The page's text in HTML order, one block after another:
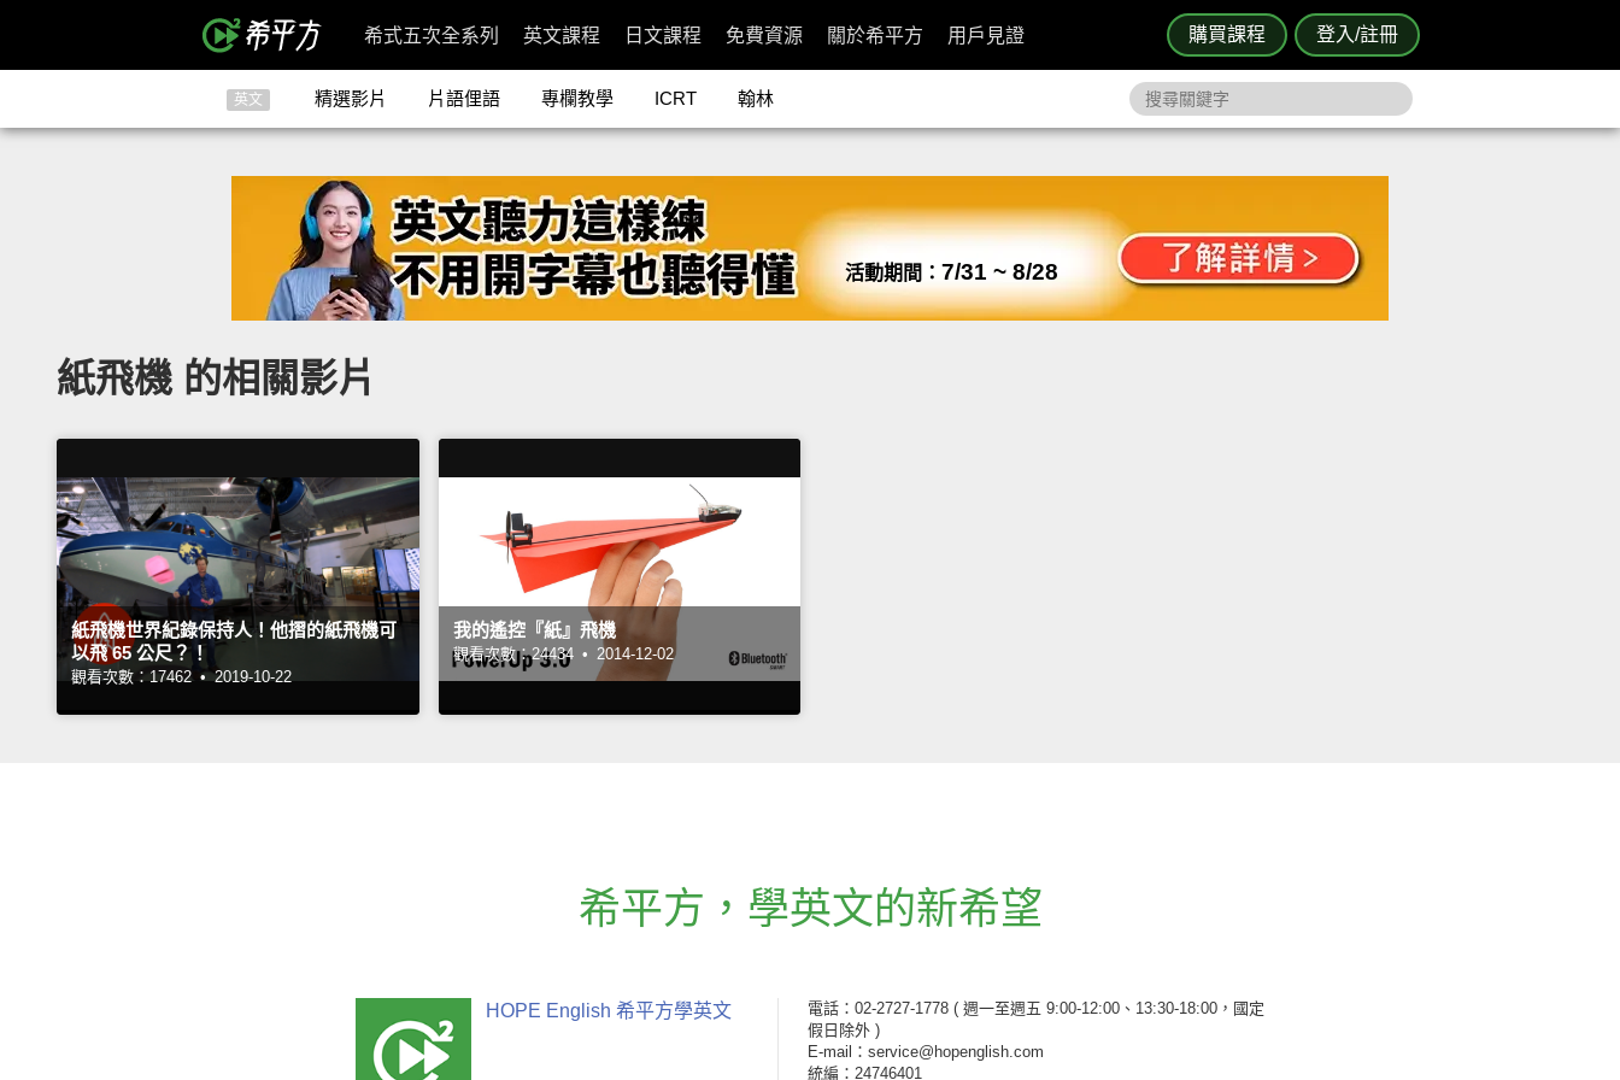
購買課程 登入/註冊
希式五次全系列 英文課程 日文課程 免費資源 關於希平方 用戶見證
英文 精選影片 片語俚語 專欄教學 ICRT 翰林
活動期間： 7/31 ~ 8/28
紙飛機 的相關影片
紙飛機世界紀錄保持人！他摺的紙飛機可
以飛 65 公尺？！
觀看次數：17462 • 2019-10-22
我的遙控『紙』飛機
觀看次數：24434 • 2014-12-02
希平方 ， 學英文的新希望
HOPE English 希平方學英文 電話：02-2727-1778 ( 週一至週五 9:00-12:00、13:30-18:00，國定
假日除外 )
E-mail：service@hopenglish.com
統編：24746401